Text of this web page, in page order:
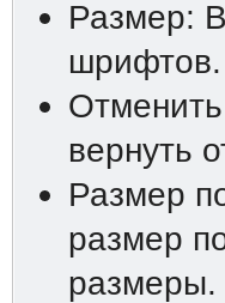
Размер:
шрифтов.
вернуть
Размер
размер
размеры.